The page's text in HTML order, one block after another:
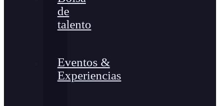
de
talento
Eventos &
Experiencias